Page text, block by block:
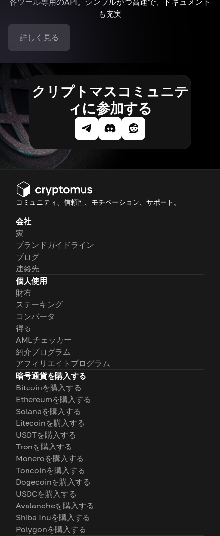
各ツール専用のAPI。シンプルかつ高速で、ドキュメント
も充実
詳しく見る
クリプトマスコミュニテ
ィに参加する
コミュニティ、信頼性、モチベーション、サポート。
会社
家
ブランドガイドライン
ブログ
連絡先
個人使用
財布
ステーキング
コンバータ
得る
AMLチェッカー
紹介プログラム
アフィリエイトプログラム
暗号通貨を購入する
Bitcoinを購入する
Ethereumを購入する
Solanaを購入する
Litecoinを購入する
USDTを購入する
Tronを購入する
Moneroを購入する
Toncoinを購入する
Dogecoinを購入する
USDCを購入する
Avalancheを購入する
Shiba Inuを購入する
Polygonを購入する